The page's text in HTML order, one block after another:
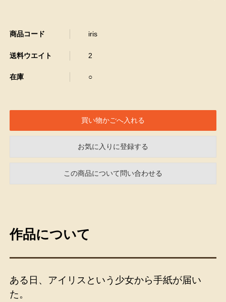
商品コード iris
送料ウエイト 2
在庫 ○
お気に入りに登録する
この商品について問い合わせる
作品について
ある日、アイリスという少女から手紙が届い
た。